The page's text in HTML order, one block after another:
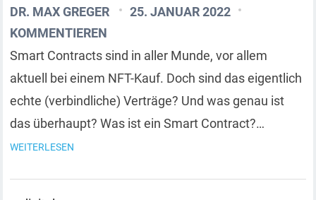
DR. MAX GREGER
25. JANUAR 2022
KOMMENTIEREN
Smart Contracts sind in aller Munde, vor allem
aktuell bei einem NFT-Kauf. Doch sind das eigentlich
echte (verbindliche) Verträge? Und was genau ist
das überhaupt? Was ist ein Smart Contract?…
WEITERLESEN